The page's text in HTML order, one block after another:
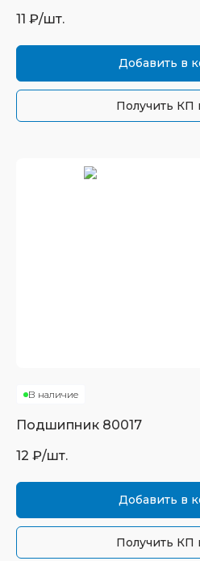
11 ₽/шт.
Добавить в
Получить КП
В наличие
Подшипник 80017
12 ₽/шт.
Добавить в
Получить КП